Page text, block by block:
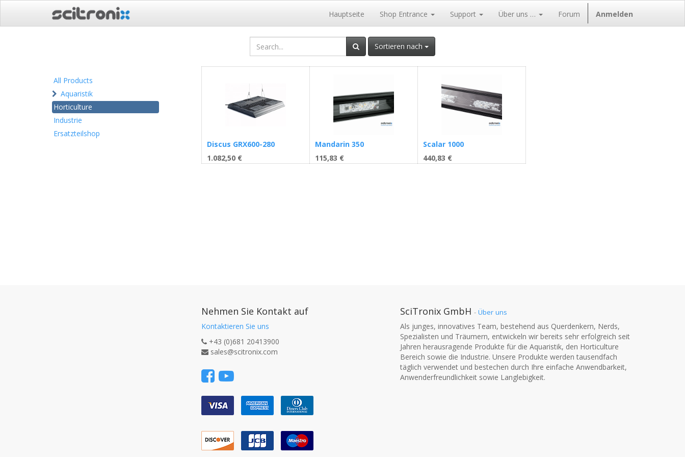
Hauptseite Shop Entrance Support Über uns … Forum Anmelden
Sortieren nach
All Products
Aquaristik
Horticulture
Industrie
Ersatzteilshop
Discus GRX600-280
1.082,50€
Mandarin 350
115,83 €
Scalar 1000
440,83 €
Nehmen Sie Kontakt auf
Kontaktieren Sie uns
+43 (0)681 20413900
sales@scitronix.com
SciTronix GmbH - Über uns
Als junges, innovatives Team, bestehend aus Querdenkern, Nerds,
Spezialisten und Träumern, entwickeln wir bereits sehr erfolgreich seit
Jahren herausragende Produkte für die Aquaristik, den Horticulture
Bereich sowie die Industrie. Unsere Produkte werden tausendfach
täglich verwendet und bestechen durch Ihre einfache Anwendbarkeit,
Anwenderfreundlichkeit sowie Langlebigkeit.